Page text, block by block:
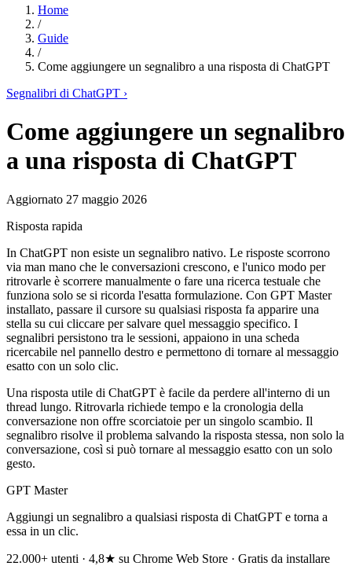
Home
/
Guide
/
Come aggiungere un segnalibro a una risposta di ChatGPT
Segnalibri di ChatGPT ›
Come aggiungere un segnalibro
a una risposta di ChatGPT
Aggiornato 27 maggio 2026
Risposta rapida
In ChatGPT non esiste un segnalibro nativo. Le risposte scorrono
via man mano che le conversazioni crescono, e l'unico modo per
ritrovarle è scorrere manualmente o fare una ricerca testuale che
funziona solo se si ricorda l'esatta formulazione. Con GPT Master
installato, passare il cursore su qualsiasi risposta fa apparire una
stella su cui cliccare per salvare quel messaggio specifico. I
segnalibri persistono tra le sessioni, appaiono in una scheda
ricercabile nel pannello destro e permettono di tornare al messaggio
esatto con un solo clic.
Una risposta utile di ChatGPT è facile da perdere all'interno di un
thread lungo. Ritrovarla richiede tempo e la cronologia della
conversazione non offre scorciatoie per un singolo scambio. Il
segnalibro risolve il problema salvando la risposta stessa, non solo la
conversazione, così si può tornare al messaggio esatto con un solo
gesto.
GPT Master
Aggiungi un segnalibro a qualsiasi risposta di ChatGPT e torna a
essa in un clic.
22.000+ utenti · 4,8★ su Chrome Web Store · Gratis da installare